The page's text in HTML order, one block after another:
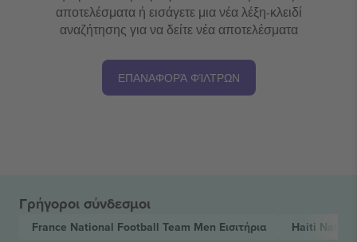
αποτελέσματα ή εισάγετε μια νέα λέξη-κλειδί
αναζήτησης για να δείτε νέα αποτελέσματα
ΕΠΑΝΑΦΟΡΆ ΦΊΛΤΡΩΝ
Γρήγοροι σύνδεσμοι
France National Football Team Men Εισιτήρια Haiti